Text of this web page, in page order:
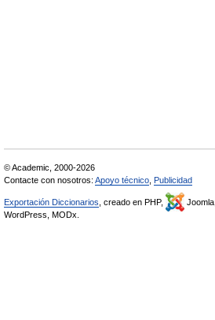
© Academic, 2000-2026
Contacte con nosotros: Apoyo técnico Publicidad
Exportación Diccionarios , creado en PHP, Joomla,
WordPress, MODx.